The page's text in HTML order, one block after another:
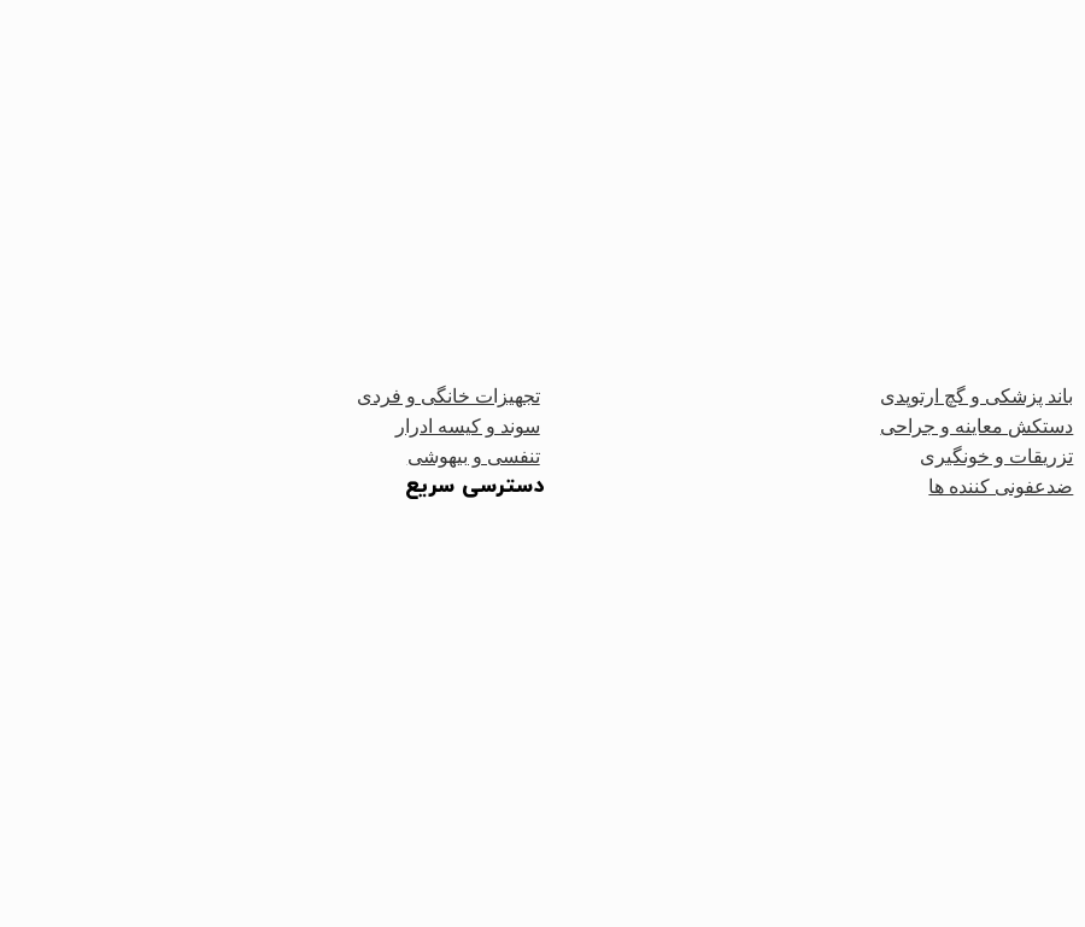
باند پزشکی و گچ ارتوپدی
تجهیزات خانگی و فردی
دستکش معاینه و جراحی
سوند و کیسه ادرار
تزریقات و خونگیری
تنفسی و بیهوشی
ضدعفونی کننده ها دسترسی سریع